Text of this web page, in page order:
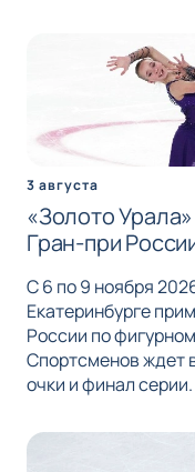
3 августа
«Золото
Гран-при
С 6 по 9 ноября
Екатеринбурге
России по
Спортсменов ждет
очки и финал серии.